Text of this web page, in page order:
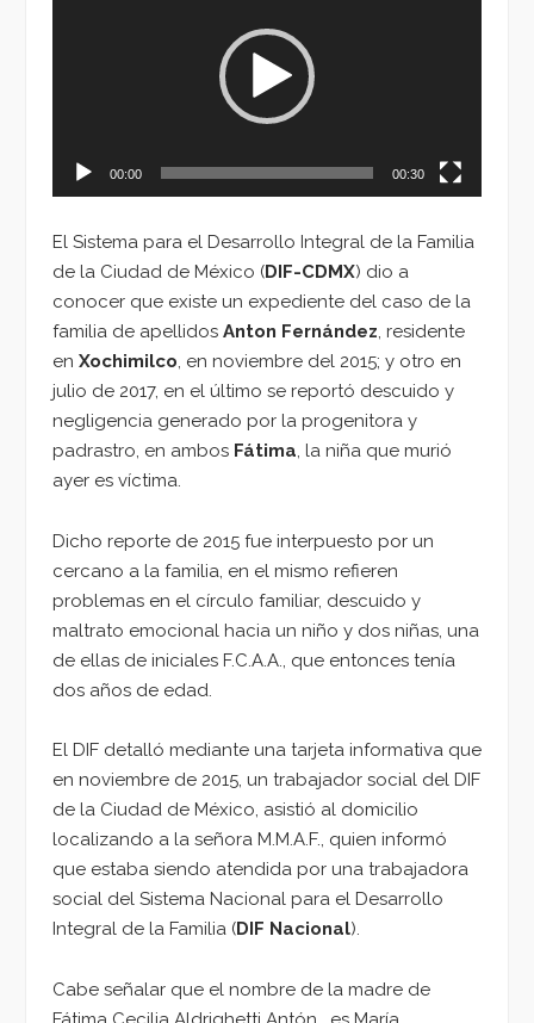
00:00 00:30
El Sistema para el Desarrollo Integral de la Familia
de la Ciudad de México (DIF-CDMX) dio a
conocer que existe un expediente del caso de la
familia de apellidos Anton Fernández, residente
en Xochimilco, en noviembre del 2015; y otro en
julio de 2017, en el último se reportó descuido y
negligencia generado por la progenitora y
padrastro, en ambos Fátima, la niña que murió
ayer es víctima.
Dicho reporte de 2015 fue interpuesto por un
cercano a la familia, en el mismo refieren
problemas en el círculo familiar, descuido y
maltrato emocional hacia un niño y dos niñas, una
de ellas de iniciales F.C.A.A., que entonces tenía
dos años de edad.
El DIF detalló mediante una tarjeta informativa que
en noviembre de 2015, un trabajador social del DIF
de la Ciudad de México, asistió al domicilio
localizando a la señora M.M.A.F., quien informó
que estaba siendo atendida por una trabajadora
social del Sistema Nacional para el Desarrollo
Integral de la Familia (DIF Nacional).
Cabe señalar que el nombre de la madre de